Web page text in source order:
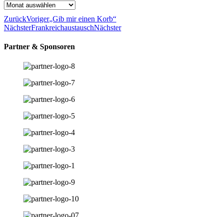
Archiv
ZurückVoriger„Gib mir einen Korb“
NächsterFrankreichaustauschNächster
Partner & Sponsoren